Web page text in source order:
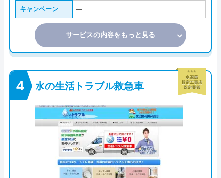
キャンペーン ―
サービスの内容をもっと見る
水の生活トラブル救急車